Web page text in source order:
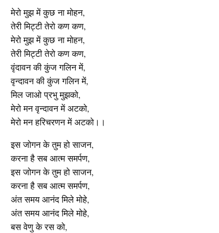
मेरो मुझ में कुछ ना मोहन,
तेरी मिट्टी तेरो कण कण,
मेरो मुझ में कुछ ना मोहन,
तेरी मिट्टी तेरो कण कण,
वृंदावन की कुंज गलिन में,
वृन्दावन की कुंज गलिन में,
मिल जाओ प्रभु मुझको,
मेरो मन वृन्दावन में अटको,
मेरो मन हरिचरणन में अटको।।
इस जोगन के तुम हो साजन,
करना है सब आत्म समर्पण,
इस जोगन के तुम हो साजन,
करना है सब आत्म समर्पण,
अंत समय आनंद मिले मोहे,
अंत समय आनंद मिले मोहे,
बस वेणु के रस को,